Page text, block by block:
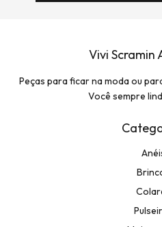
Vivi Scramin
Peças para ficar na moda ou
Você sempre